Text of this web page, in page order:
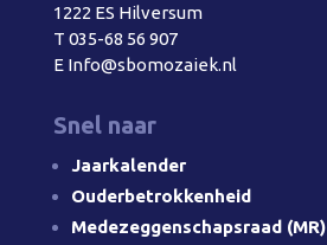
1222 ES Hilversum
T 035-68 56 907
E Info@sbomozaiek.nl
Snel naar
Jaarkalender
Ouderbetrokkenheid
Medezeggenschapsraad (MR)